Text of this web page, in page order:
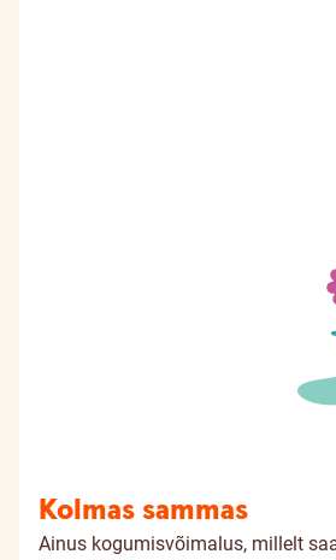
Kolmas sammas
Ainus kogumisvõimalus, millelt